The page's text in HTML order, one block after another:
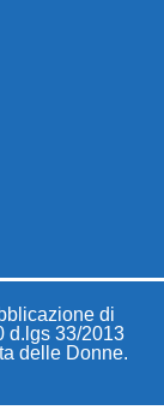
di
d.lgs 33/2013
delle Donne.